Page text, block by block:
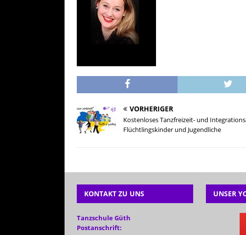
VORHERIGER
Kostenloses Tanzfreizeit- und
Flüchtlingskinder und Jugendliche
KONTAKT ZU UNS
Tanzschule Güth
Postanschrift:
UNSER